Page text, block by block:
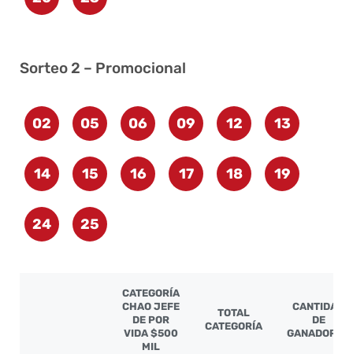
Sorteo 2 – Promocional
02 05 06 09 12 13
14 15 16 17 18 19
24 25
CATEGORÍA
CHAO JEFE
DE POR
VIDA $500
MIL
TOTAL
CATEGORÍA
CANTIDAD
DE
GANADORES